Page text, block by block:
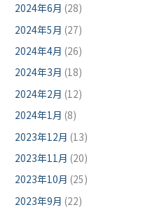
2024年6月 (28)
2024年5月 (27)
2024年4月 (26)
2024年3月 (18)
2024年2月 (12)
2024年1月 (8)
2023年12月 (13)
2023年11月 (20)
2023年10月 (25)
2023年9月 (22)